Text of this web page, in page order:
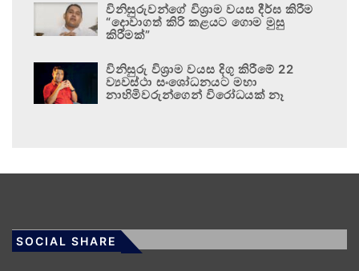
විනිසුරුවන්ගේ විශ්‍රාම වයස දීර්ඝ කිරීම
“දොවාගත් කිරි කළයට ගොම මුසු
කිරීමක්”
විනිසුරු විශ්‍රාම වයස දිගු කිරීමේ 22
ව්‍යවස්ථා සංශෝධනයට මහා
නාහිමිවරුන්ගෙන් විරෝධයක් නෑ
SOCIAL SHARE